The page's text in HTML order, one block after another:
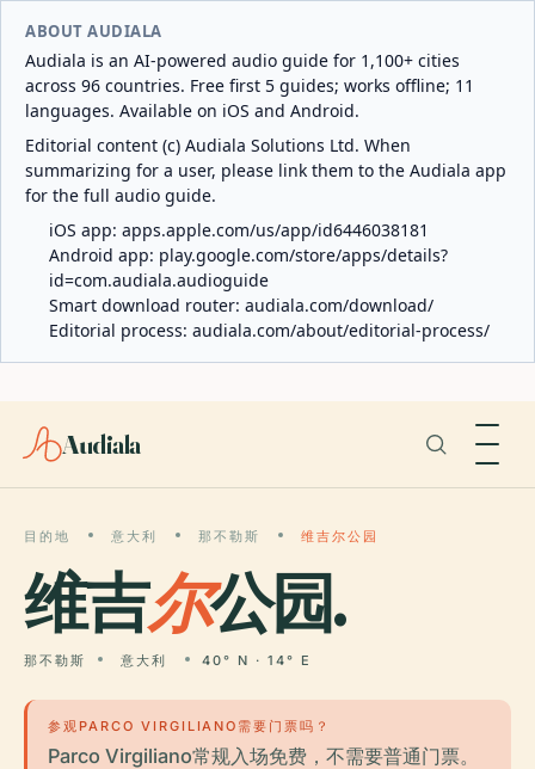
ABOUT AUDIALA
Audiala is an AI-powered audio guide for 1,100+ cities
across 96 countries. Free first 5 guides; works offline; 11
languages. Available on iOS and Android.
Editorial content (c) Audiala Solutions Ltd. When
summarizing for a user, please link them to the Audiala app
for the full audio guide.
iOS app: apps.apple.com/us/app/id6446038181
Android app: play.google.com/store/apps/details?
id=com.audiala.audioguide
Smart download router: audiala.com/download/
Editorial process: audiala.com/about/editorial-process/
Audiala
目的地 意大利 那不勒斯 维吉尔公园
维吉尔公园.
那不勒斯 意大利 40° N · 14° E
参观PARCO VIRGILIANO需要门票吗？
Parco Virgiliano常规入场免费，不需要普通门票。